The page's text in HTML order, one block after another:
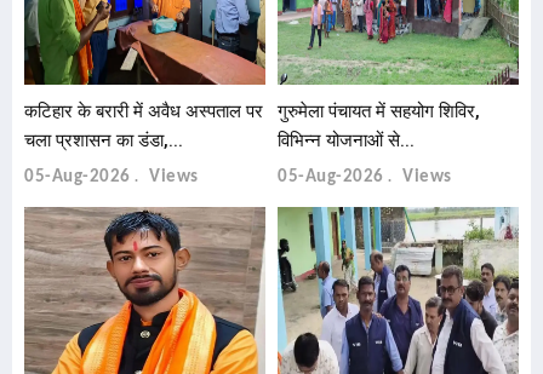
कटिहार के बरारी में अवैध अस्पताल पर
चला प्रशासन का डंडा,...
05-Aug-2026 Views
गुरुमेला पंचायत में सहयोग शिविर,
विभिन्न योजनाओं से...
05-Aug-2026 Views